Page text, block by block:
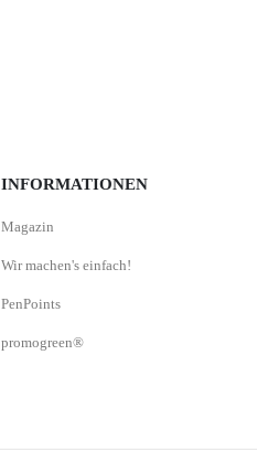
INFORMATIONEN
Magazin
Wir machen's einfach!
PenPoints
promogreen®